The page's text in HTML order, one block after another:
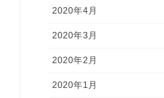
2020年4月
2020年3月
2020年2月
2020年1月